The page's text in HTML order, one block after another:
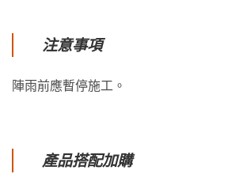
注意事項
陣雨前應暫停施工。
產品搭配加購